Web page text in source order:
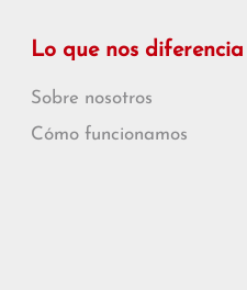
Lo que nos diferencia
Sobre nosotros
Cómo funcionamos